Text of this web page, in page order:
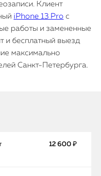
Клиент
iPhone 13 Pro с
работы и замененные
и бесплатный выезд
максимально
Санкт-Петербурга.
12 600 ₽